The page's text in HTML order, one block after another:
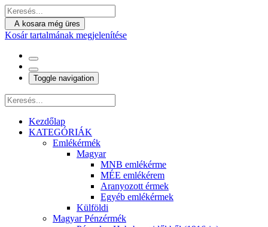
A kosara még üres
Kosár tartalmának megjelenítése
Toggle navigation
Kezdőlap
KATEGÓRIÁK
Emlékérmék
Magyar
MNB emlékérme
MÉE emlékérem
Aranyozott érmek
Egyéb emlékérmek
Külföldi
Magyar Pénzérmék